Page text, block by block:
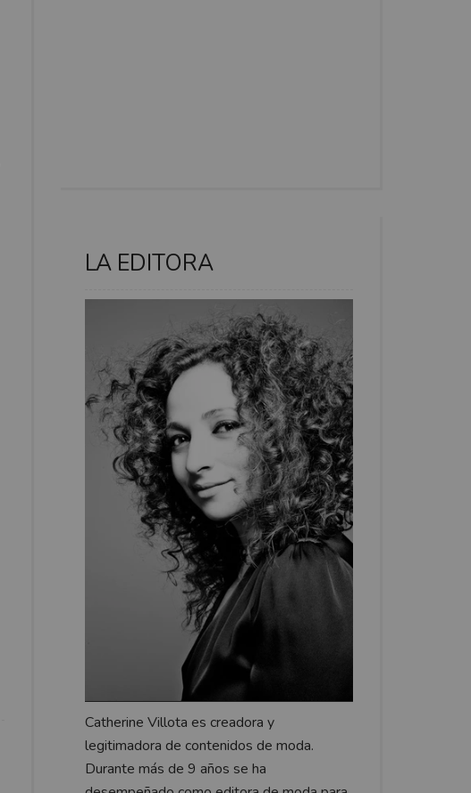
LA EDITORA
Catherine Villota es creadora y
legitimadora de contenidos de moda.
Durante más de 9 años se ha